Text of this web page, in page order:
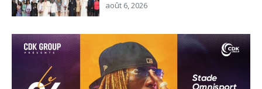
août 6, 2026